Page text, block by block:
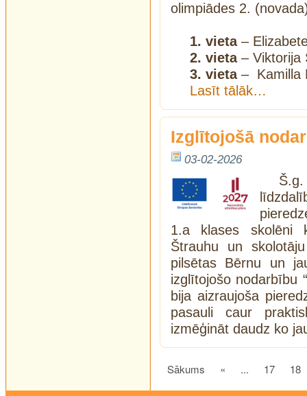
olimpiādes 2.
1. vieta–
2. vieta– Viktorija
3. vieta– Kamilla
Lasīt tālāk…
Izglītojošā
03-02-2026
1.a klases skolēni
Štrauhu un
pilsētas Bērnu un
izglītojošo nodarbību
bija aizraujoša
pasauli caur
izmēģināt daudz ko
Sākums « ... 17 18